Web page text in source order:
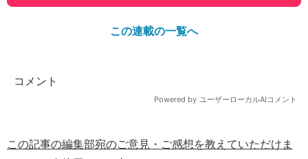
この連載の一覧へ
この記事の編集部宛のご意見・ご感想を教えていただけま